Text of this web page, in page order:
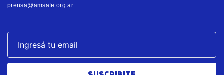
prensa@amsafe.org.ar